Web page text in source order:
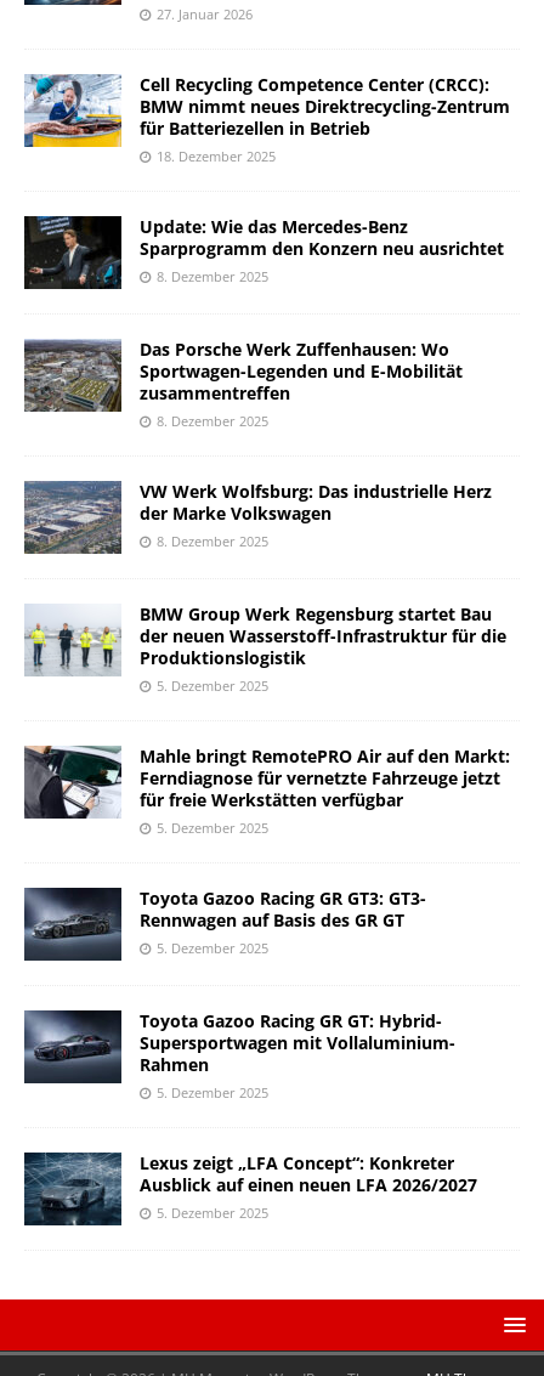
27. Januar 2026
Cell Recycling Competence Center (CRCC):
BMW nimmt neues Direktrecycling-Zentrum
für Batteriezellen in Betrieb
18. Dezember 2025
Update: Wie das Mercedes-Benz
Sparprogramm den Konzern neu ausrichtet
8. Dezember 2025
Das Porsche Werk Zuffenhausen: Wo
Sportwagen-Legenden und E-Mobilität
zusammentreffen
8. Dezember 2025
VW Werk Wolfsburg: Das industrielle Herz
der Marke Volkswagen
8. Dezember 2025
BMW Group Werk Regensburg startet Bau
der neuen Wasserstoff-Infrastruktur für die
Produktionslogistik
5. Dezember 2025
Mahle bringt RemotePRO Air auf den Markt:
Ferndiagnose für vernetzte Fahrzeuge jetzt
für freie Werkstätten verfügbar
5. Dezember 2025
Toyota Gazoo Racing GR GT3: GT3-
Rennwagen auf Basis des GR GT
5. Dezember 2025
Toyota Gazoo Racing GR GT: Hybrid-
Supersportwagen mit Vollaluminium-
Rahmen
5. Dezember 2025
Lexus zeigt „LFA Concept“: Konkreter
Ausblick auf einen neuen LFA 2026/2027
5. Dezember 2025